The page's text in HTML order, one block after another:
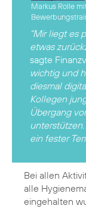
Markus Rolle
"Mir liegt es
etwas
sagte
wichtig und
diesmal
Kollegen
Übergang
ein fester
Bei allen
alle
eingehalten